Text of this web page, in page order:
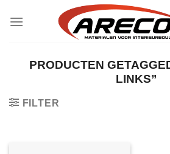
naar
PRODUCTEN
LINKS”
FILTER